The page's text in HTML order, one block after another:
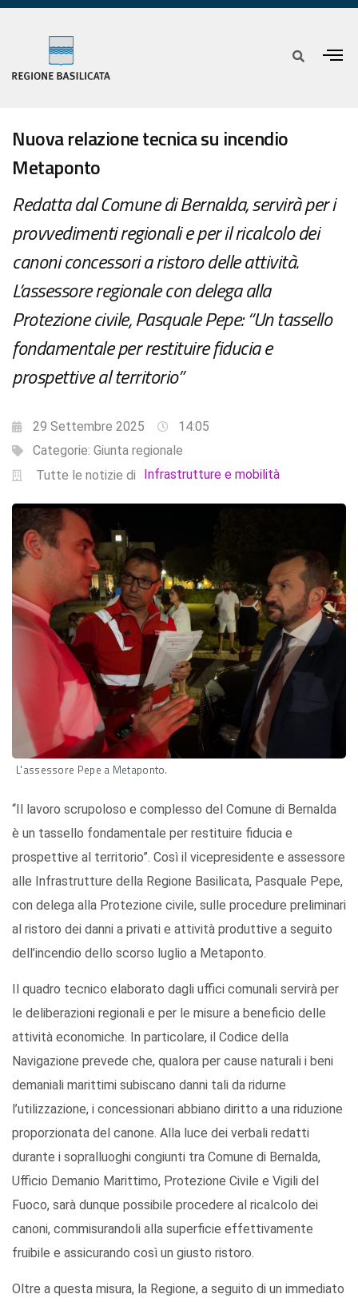
Nuova relazione tecnica su incendio
Metaponto
Redatta dal Comune di Bernalda, servirà per i
provvedimenti regionali e per il ricalcolo dei
canoni concessori a ristoro delle attività.
L’assessore regionale con delega alla
Protezione civile, Pasquale Pepe: “Un tassello
fondamentale per restituire fiducia e
prospettive al territorio”
29 Settembre 2025
14:05
Categorie: Giunta regionale
Tutte le notizie di
Infrastrutture e mobilità
L'assessore Pepe a Metaponto.
“Il lavoro scrupoloso e complesso del Comune di Bernalda
è un tassello fondamentale per restituire fiducia e
prospettive al territorio”. Così il vicepresidente e assessore
alle Infrastrutture della Regione Basilicata, Pasquale Pepe,
con delega alla Protezione civile, sulle procedure preliminari
al ristoro dei danni a privati e attività produttive a seguito
dell’incendio dello scorso luglio a Metaponto.
Il quadro tecnico elaborato dagli uffici comunali servirà per
le deliberazioni regionali e per le misure a beneficio delle
attività economiche. In particolare, il Codice della
Navigazione prevede che, qualora per cause naturali i beni
demaniali marittimi subiscano danni tali da ridurne
l’utilizzazione, i concessionari abbiano diritto a una riduzione
proporzionata del canone. Alla luce dei verbali redatti
durante i sopralluoghi congiunti tra Comune di Bernalda,
Ufficio Demanio Marittimo, Protezione Civile e Vigili del
Fuoco, sarà dunque possibile procedere al ricalcolo dei
canoni, commisurandoli alla superficie effettivamente
fruibile e assicurando così un giusto ristoro.
Oltre a questa misura, la Regione, a seguito di un immediato